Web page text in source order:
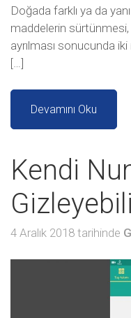
Doğada farklı ya da
maddelerin
ayrılması sonucunda
[…]
Devamını Oku
Kendi
4 Aralık 2018 tarihinde